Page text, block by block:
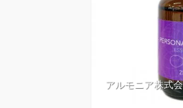
アルモニア株式